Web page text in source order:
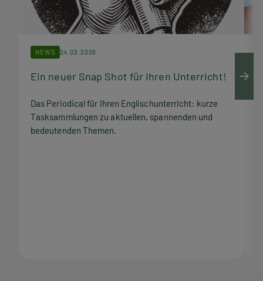
NEWS 24.02.2026
Ein neuer Snap Shot für Ihren Unterricht!
Das Periodical für Ihren Englischunterricht: kurze
Tasksammlungen zu aktuellen, spannenden und
bedeutenden Themen.